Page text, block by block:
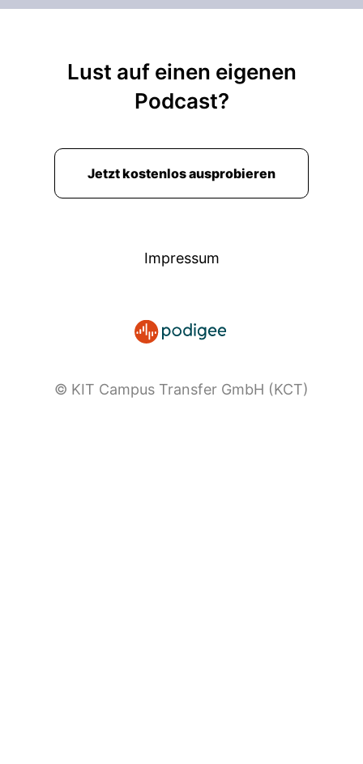
Lust auf einen eigenen
Podcast?
Jetzt kostenlos ausprobieren
Impressum
© KIT Campus Transfer GmbH (KCT)